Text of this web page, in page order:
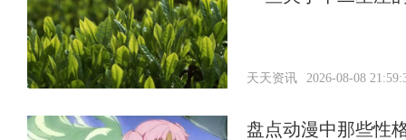
天天资讯 2026-08-08
盘点动漫中那些性